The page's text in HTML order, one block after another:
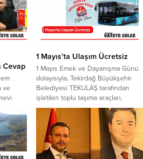
25
bu elim
Milletvekili Mustafa Yel, AK Parti
MKYK toplantısında Sağlık Bakanı
Fahrettin Koca ile görüşmeleri
neticesinde ihale tarihinin
ve Ergene ilçemize hayırlı uğurlu
olsun” diyen Yel, “İhalesi yapılacak
Ergene...
Cevap
ve
1 Mayıs’ta Ulaşım Ücretsiz
1 Mayıs Emek ve Dayanışma Günü
dolayısıyla, Tekirdağ Büyükşehir
Belediyesi TEKULAŞ tarafından
işletilen toplu taşıma araçları,
faaliyet gösterdiği tüm
güzergahlarda halkımıza ücretsiz
olarak toplu taşıma hizmeti
verecek.Emeğin ve emekçinin her
zaman yanında olan Tekirdağ
Büyükşehir Belediyesi, 1 Mayıs